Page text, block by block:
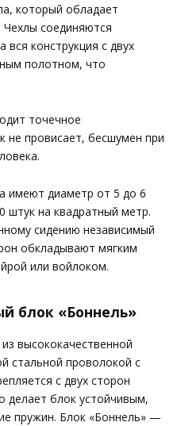
который обладает
соединяются
конструкция с двух
полотном, что
точечное
не провисает, бесшумен при
имеют диаметр от 5 до 6
штук на квадратный метр.
сидению независимый
обкладывают мягким
или войлоком.
блок «Боннель»
высококачественной
стальной проволокой с
с двух сторон
делает блок устойчивым,
пружин. Блок «Боннель» —